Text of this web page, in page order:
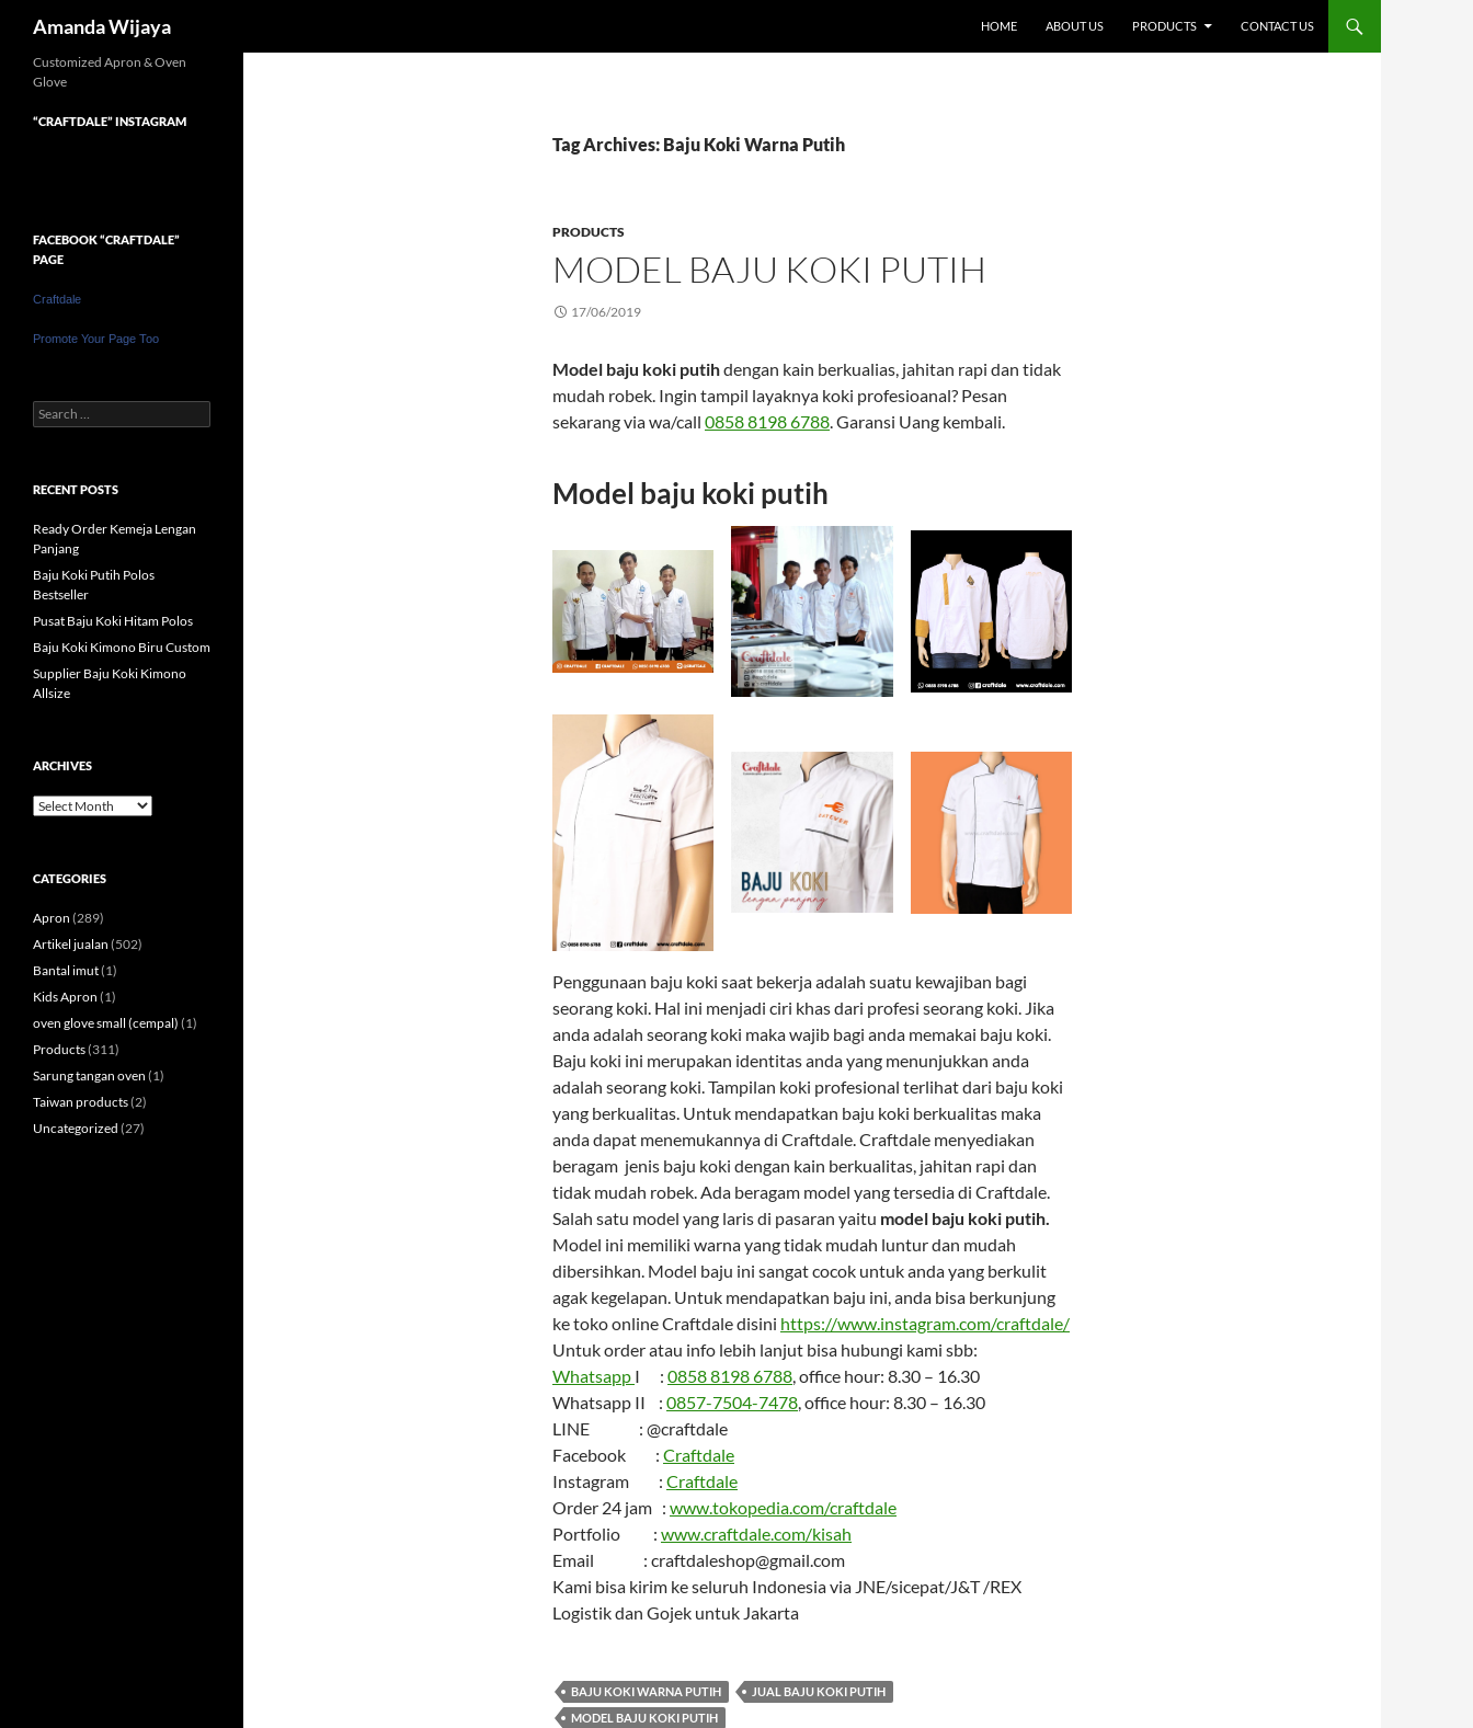
Amanda Wijaya
HOME
ABOUT US PRODUCTS CONTACT US
Tag Archives: Baju Koki Warna Putih
PRODUCTS
MODEL BAJU KOKI PUTIH
17/06/2019
Model baju koki putihdengan kain berkualias, jahitan rapi dan tidak
mudah robek. Ingin tampil layaknya koki profesioanal? Pesan
sekarang via wa/call 0858 8198 6788. Garansi Uang kembali.
Model baju koki putih
Penggunaan baju koki saat bekerja adalah suatu kewajiban bagi
seorang koki. Hal ini menjadi ciri khas dari profesi seorang koki. Jika
anda adalah seorang koki maka wajib bagi anda memakai baju koki.
Baju koki ini merupakan identitas anda yang menunjukkan anda
adalah seorang koki. Tampilan koki profesional terlihat dari baju koki
yang berkualitas. Untuk mendapatkan baju koki berkualitas maka
anda dapat menemukannya di Craftdale. Craftdale menyediakan
beragam jenis baju koki dengan kain berkualitas, jahitan rapi dan
tidak mudah robek. Ada beragam model yang tersedia di Craftdale.
Salah satu model yang laris di pasaran yaitu model baju koki putih.
Model ini memiliki warna yang tidak mudah luntur dan mudah
dibersihkan. Model baju ini sangat cocok untuk anda yang berkulit
agak kegelapan. Untuk mendapatkan baju ini, anda bisa berkunjung
ke toko online Craftdale disini https://www.instagram.com/craftdale/
Untuk order atau info lebih lanjut bisa hubungi kami sbb:
Whatsapp I : 0858 8198 6788, office hour: 8.30 – 16.30
Whatsapp II : 0857-7504-7478, office hour: 8.30 – 16.30
LINE : @craftdale
Facebook : Craftdale
Instagram : Craftdale
Order 24 jam : www.tokopedia.com/craftdale
Portfolio : www.craftdale.com/kisah
Email : craftdaleshop@gmail.com
Kami bisa kirim ke seluruh Indonesia via JNE/sicepat/J&T /REX
Logistik dan Gojek untuk Jakarta
BAJU KOKI WARNA PUTIH
JUAL BAJU KOKI PUTIH
MODEL BAJU KOKI PUTIH
Customized Apron & Oven
Glove
“CRAFTDALE” INSTAGRAM
FACEBOOK “CRAFTDALE”
PAGE
Craftdale
Promote Your Page Too
Search
for:
RECENT POSTS
Ready Order Kemeja Lengan
Panjang
Baju Koki Putih Polos
Bestseller
Pusat Baju Koki Hitam Polos
Baju Koki Kimono Biru Custom
Supplier Baju Koki Kimono
Allsize
ARCHIVES
Archives
CATEGORIES
Apron (289)
Artikel jualan (502)
Bantal imut(1)
Kids Apron (1)
oven glove small (cempal) (1)
Products(311)
Sarung tangan oven (1)
Taiwan products(2)
Uncategorized (27)